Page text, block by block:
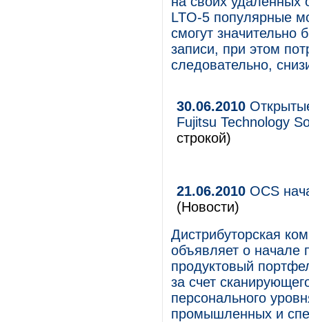
LTO-5 популярные
смогут значительно
записи, при этом
следовательно,
30.06.2010
Fujitsu Technology
строкой)
21.06.2010 ОСS
(Новости)
Дистрибуторская
объявляет о начале
продуктовый
за счет
персонального
промышленных и